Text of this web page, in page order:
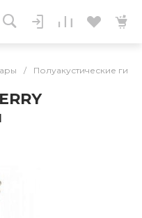
/ Полуакустические